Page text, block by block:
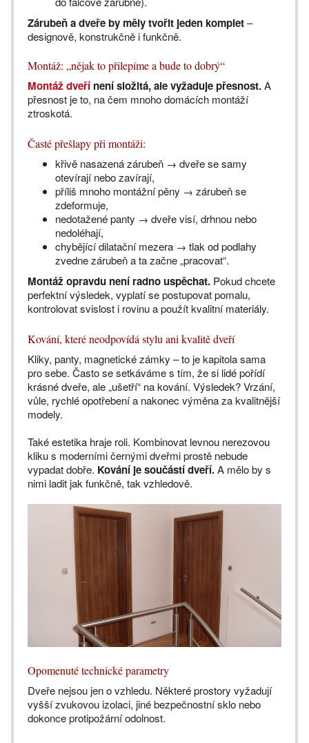
Zárubeň a dveře by měly tvořit jeden komplet–
designově, konstrukčně i funkčně.
Montáž: „nějak to přilepíme a bude to dobrý“
Montáž dveřínení složitá, ale vyžaduje přesnost.A
přesnost je to, na čem mnoho domácích montáží
ztroskotá.
Časté přešlapy při montáži:
křivě nasazená zárubeň → dveře se samy
otevírají nebo zavírají,
příliš mnoho montážní pěny → zárubeň se
zdeformuje,
nedotažené panty → dveře visí, drhnou nebo
nedoléhají,
chybějící dilatační mezera → tlak od podlahy
zvedne zárubeň a ta začne „pracovat“.
Montáž opravdu není radno uspěchat. Pokud chcete
perfektní výsledek, vyplatí se postupovat pomalu,
kontrolovat svislost i rovinu a použít kvalitní materiály.
Kování, které neodpovídá stylu ani kvalitě dveří
Kliky, panty, magnetické zámky – to je kapitola sama
pro sebe. Často se setkáváme s tím, že si lidé pořídí
krásné dveře, ale „ušetří“ na kování. Výsledek? Vrzání,
vůle, rychlé opotřebení a nakonec výměna za kvalitnější
modely.
Také estetika hraje roli. Kombinovat levnou nerezovou
kliku s moderními černými dveřmi prostě nebude
vypadat dobře. Kování je součástí dveří.A mělo by s
nimi ladit jak funkčně, tak vzhledově.
Opomenuté technické parametry
Dveře nejsou jen o vzhledu. Některé prostory vyžadují
vyšší zvukovou izolaci, jiné bezpečnostní sklo nebo
dokonce protipožární odolnost.